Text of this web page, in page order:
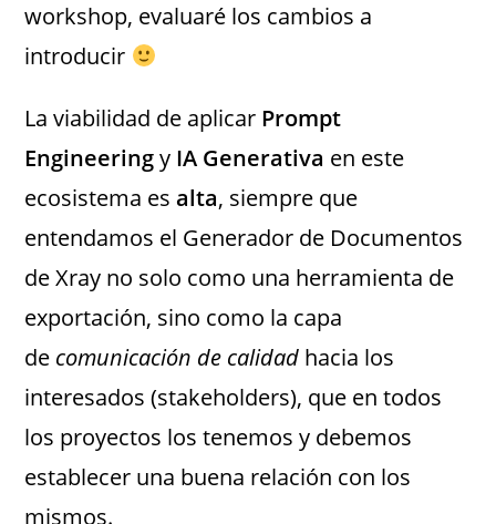
workshop, evaluaré los cambios a
introducir
La viabilidad de aplicar Prompt
Engineeringy IA Generativa en este
ecosistema esalta, siempre que
entendamos el Generador de Documentos
de Xray no solo como una herramienta de
exportación, sino como la capa
de comunicación de calidad hacia los
interesados (stakeholders), que en todos
los proyectos los tenemos y debemos
establecer una buena relación con los
mismos.